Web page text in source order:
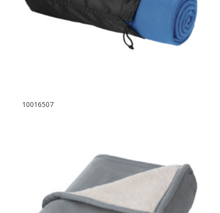
10016507